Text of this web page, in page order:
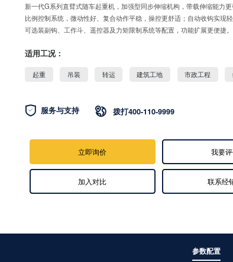
新一代G系列直臂式随车起重机，加强型同步伸缩机构，带载伸缩能力
比例控制系统，微动性好、复合动作平稳，操控更舒适；自动收钩实现
可选装副钩、工作斗、遥控器及力矩限制系统等配置，功能扩展更便捷。
适用工况：
起重 吊装 转运 建筑工地 市政工程
 服务与支持  拨打400-110-9999
立即询价 我要
加入对比 联系经
参数配置